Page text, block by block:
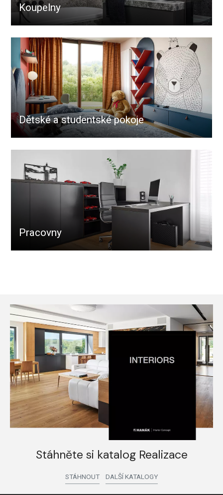
Koupelny
Dětské a studentské pokoje
Pracovny
Stáhněte si katalog Realizace
STÁHNOUT DALŠÍ KATALOGY